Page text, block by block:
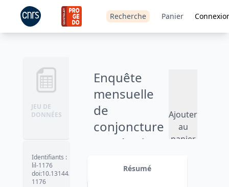
Recherche Panier
JEU DE
DONNÉES
Enquête
mensuelle
de
conjoncture
auprès des
Ajouter
au
panier
Identifiants :
lil-1176
doi:10.13144/lil-
1176
Résumé